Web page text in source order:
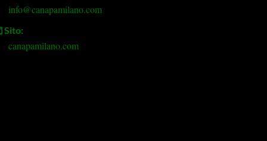
info@canapamilano.com
Sito:
canapamilano.com